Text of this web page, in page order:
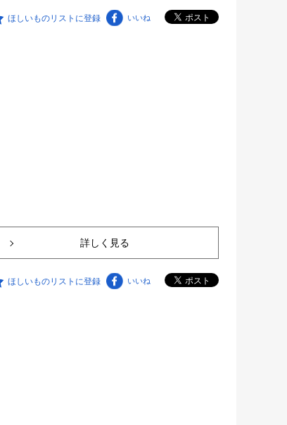
ほしいものリストに登録 いいね
詳しく見る
ほしいものリストに登録 いいね